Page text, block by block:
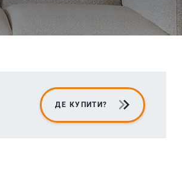
ДЕ КУПИТИ?